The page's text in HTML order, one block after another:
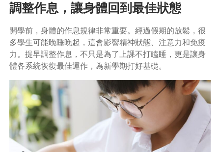
調整作息，讓身體回到最佳狀態
開學前，身體的作息規律非常重要。經過假期的放鬆，很
多學生可能晚睡晚起，這會影響精神狀態、注意力和免疫
力。提早調整作息，不只是為了上課不打瞌睡，更是讓身
體各系統恢復最佳運作，為新學期打好基礎。